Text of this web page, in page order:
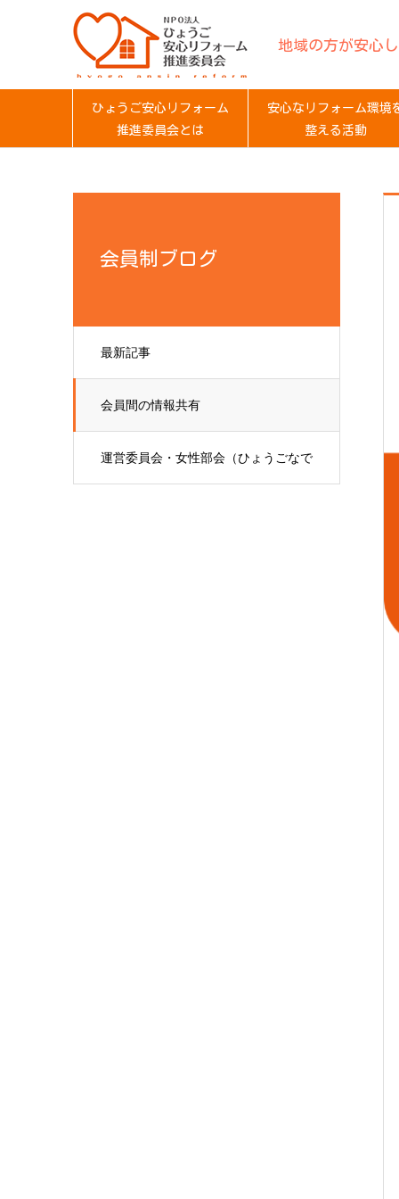
地域の方が安心
ひょうご安心リフォーム
推進委員会とは
安心なリフォーム環境
整える活動
会員制ブログ
最新記事
会員間の情報共有
運営委員会・女性部会（ひょうごなで